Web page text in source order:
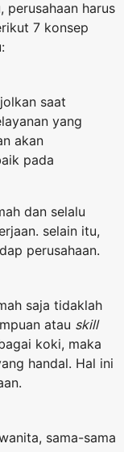
harus
7 konsep
saat
yang
akan
pada
dan selalu
selain itu,
perusahaan.
saja tidaklah
atau skill
koki, maka
handal. Hal ini
sama-sama